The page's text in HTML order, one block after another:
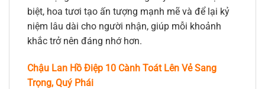
biệt, hoa tươi tạo ấn tượng mạnh mẽ và để lại kỷ
niệm lâu dài cho người nhận, giúp mỗi khoảnh
khắc trở nên đáng nhớ hơn.
Chậu Lan Hồ Điệp 10 Cành Toát Lên Vẻ Sang
Trọng, Quý Phái